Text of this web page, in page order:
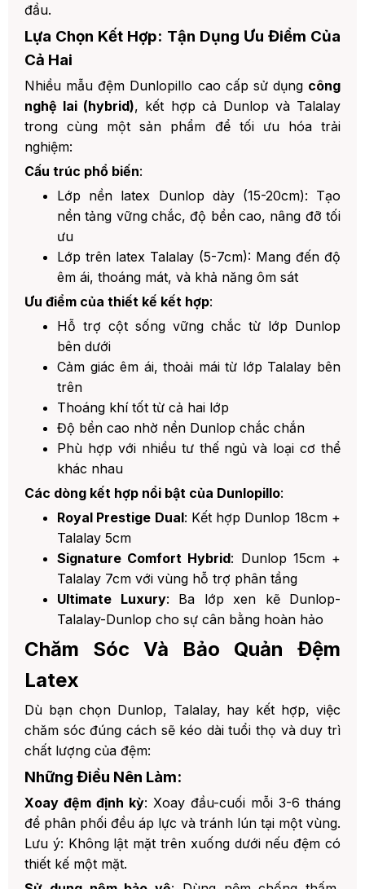
đầu.
Lựa Chọn Kết Hợp: Tận Dụng Ưu Điểm Của
Cả Hai
Nhiều mẫu đệm Dunlopillo cao cấp sử dụng công
nghệ lai (hybrid), kết hợp cả Dunlop và Talalay
trong cùng một sản phẩm để tối ưu hóa trải
nghiệm:
Cấu trúc phổ biến:
Lớp nền latex Dunlop dày (15-20cm): Tạo
nền tảng vững chắc, độ bền cao, nâng đỡ tối
ưu
Lớp trên latex Talalay (5-7cm): Mang đến độ
êm ái, thoáng mát, và khả năng ôm sát
Ưu điểm của thiết kế kết hợp:
Hỗ trợ cột sống vững chắc từ lớp Dunlop
bên dưới
Cảm giác êm ái, thoải mái từ lớp Talalay bên
trên
Thoáng khí tốt từ cả hai lớp
Độ bền cao nhờ nền Dunlop chắc chắn
Phù hợp với nhiều tư thế ngủ và loại cơ thể
khác nhau
Các dòng kết hợp nổi bật của Dunlopillo:
Royal Prestige Dual: Kết hợp Dunlop 18cm +
Talalay 5cm
Signature Comfort Hybrid: Dunlop 15cm +
Talalay 7cm với vùng hỗ trợ phân tầng
Ultimate Luxury: Ba lớp xen kẽ Dunlop-
Talalay-Dunlop cho sự cân bằng hoàn hảo
Chăm Sóc Và Bảo Quản Đệm
Latex
Dù bạn chọn Dunlop, Talalay, hay kết hợp, việc
chăm sóc đúng cách sẽ kéo dài tuổi thọ và duy trì
chất lượng của đệm:
Những Điều Nên Làm:
Xoay đệm định kỳ: Xoay đầu-cuối mỗi 3-6 tháng
để phân phối đều áp lực và tránh lún tại một vùng.
Lưu ý: Không lật mặt trên xuống dưới nếu đệm có
thiết kế một mặt.